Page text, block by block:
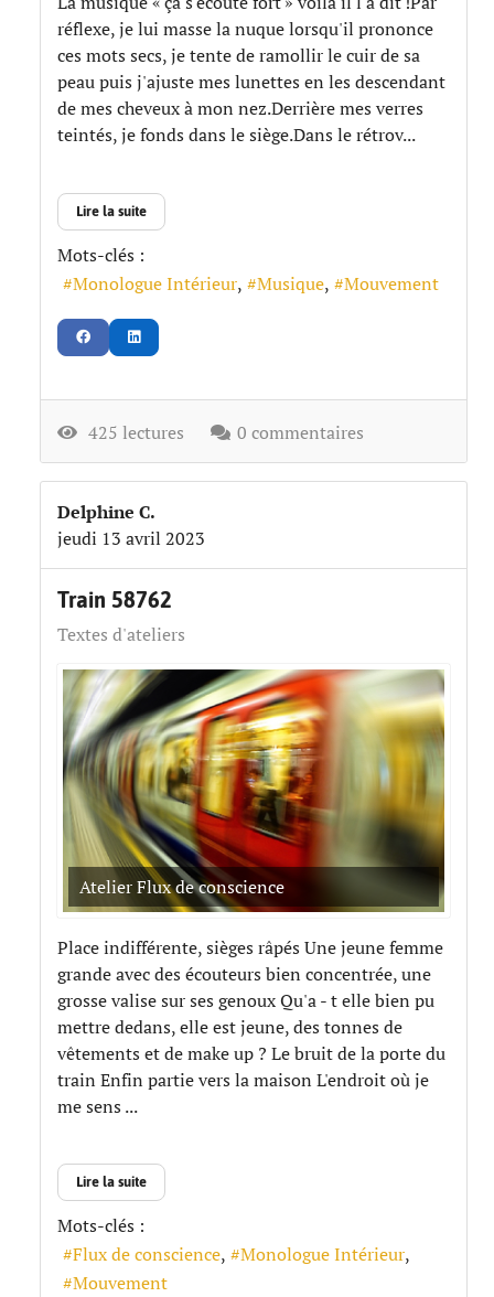
réflexe, je lui masse la nuque lorsqu'il prononce
ces mots secs, je tente de ramollir le cuir de sa
peau puis j'ajuste mes lunettes en les descendant
de mes cheveux à mon nez.Derrière mes verres
teintés, je fonds dans le siège.Dans le rétrov...
Lire la suite
Mots-clés :
Monologue Intérieur
Musique Mouvement
425 lectures 0 commentaires
Delphine C.
jeudi 13 avril 2023
Train 58762
Textes d'ateliers
Atelier Flux de conscience
Place indifférente, sièges râpés Une jeune femme
grande avec des écouteurs bien concentrée, une
grosse valise sur ses genoux Qu'a - t elle bien pu
mettre dedans, elle est jeune, des tonnes de
vêtements et de make up ? Le bruit de la porte du
train Enfin partie vers la maison L'endroit où je
me sens ...
Lire la suite
Mots-clés :
Flux de conscience
Monologue Intérieur
Mouvement